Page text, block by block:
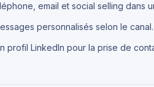
email et social selling dans
personnalisés selon le canal.
profil LinkedIn pour la prise de